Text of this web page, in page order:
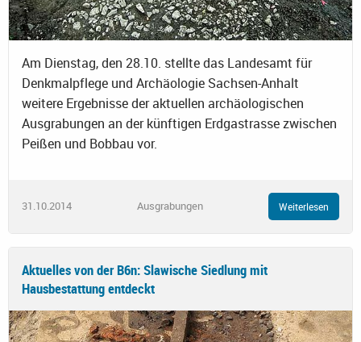
Am Dienstag, den 28.10. stellte das Landesamt für
Denkmalpflege und Archäologie Sachsen-Anhalt
weitere Ergebnisse der aktuellen archäologischen
Ausgrabungen an der künftigen Erdgastrasse zwischen
Peißen und Bobbau vor.
31.10.2014 Ausgrabungen Weiterlesen
Aktuelles von der B6n: Slawische Siedlung mit
Hausbestattung entdeckt